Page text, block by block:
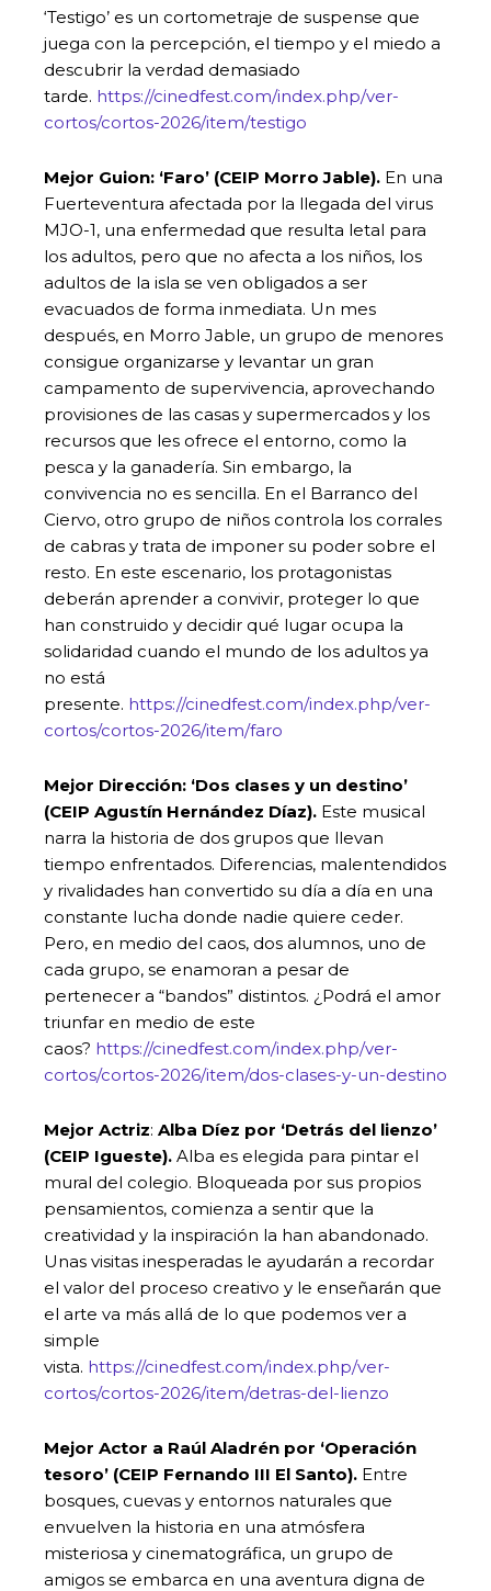
‘Testigo’ es un cortometraje de suspense que
juega con la percepción, el tiempo y el miedo a
descubrir la verdad demasiado
tarde. https://cinedfest.com/index.php/ver-
cortos/cortos-2026/item/testigo
Mejor Guion: ‘Faro’ (CEIP Morro Jable). En una
Fuerteventura afectada por la llegada del virus
MJO-1, una enfermedad que resulta letal para
los adultos, pero que no afecta a los niños, los
adultos de la isla se ven obligados a ser
evacuados de forma inmediata. Un mes
después, en Morro Jable, un grupo de menores
consigue organizarse y levantar un gran
campamento de supervivencia, aprovechando
provisiones de las casas y supermercados y los
recursos que les ofrece el entorno, como la
pesca y la ganadería. Sin embargo, la
convivencia no es sencilla. En el Barranco del
Ciervo, otro grupo de niños controla los corrales
de cabras y trata de imponer su poder sobre el
resto. En este escenario, los protagonistas
deberán aprender a convivir, proteger lo que
han construido y decidir qué lugar ocupa la
solidaridad cuando el mundo de los adultos ya
no está
presente. https://cinedfest.com/index.php/ver-
cortos/cortos-2026/item/faro
Mejor Dirección: ‘Dos clases y un destino’
(CEIP Agustín Hernández Díaz). Este musical
narra la historia de dos grupos que llevan
tiempo enfrentados. Diferencias, malentendidos
y rivalidades han convertido su día a día en una
constante lucha donde nadie quiere ceder.
Pero, en medio del caos, dos alumnos, uno de
cada grupo, se enamoran a pesar de
pertenecer a “bandos” distintos. ¿Podrá el amor
triunfar en medio de este
caos? https://cinedfest.com/index.php/ver-
cortos/cortos-2026/item/dos-clases-y-un-destino
Mejor Actriz: Alba Díez por ‘Detrás del lienzo’
(CEIP Igueste). Alba es elegida para pintar el
mural del colegio. Bloqueada por sus propios
pensamientos, comienza a sentir que la
creatividad y la inspiración la han abandonado.
Unas visitas inesperadas le ayudarán a recordar
el valor del proceso creativo y le enseñarán que
el arte va más allá de lo que podemos ver a
simple
vista. https://cinedfest.com/index.php/ver-
cortos/cortos-2026/item/detras-del-lienzo
Mejor Actor a Raúl Aladrén por ‘Operación
tesoro’ (CEIP Fernando III El Santo). Entre
bosques, cuevas y entornos naturales que
envuelven la historia en una atmósfera
misteriosa y cinematográfica, un grupo de
amigos se embarca en una aventura digna de